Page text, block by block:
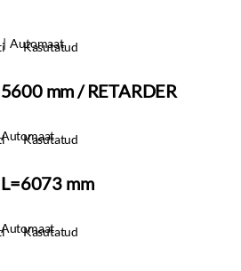
Automaat
Kasutatud
mm / RETARDER
Automaat
Kasutatud
L=6073 mm
Automaat
Kasutatud